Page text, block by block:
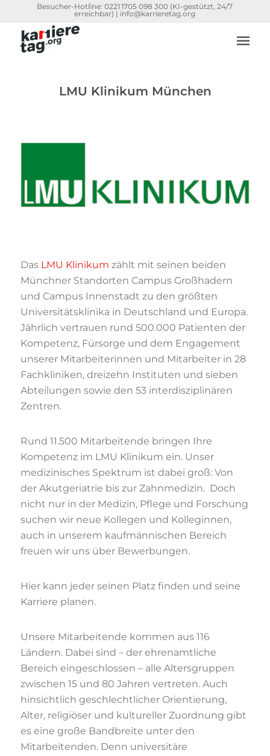
Besucher-Hotline:0221 1705 098 300 (KI-gestützt, 24/7
erreichbar) | info@karrieretag.org
LMU Klinikum München
Das LMU Klinikum zählt mit seinen beiden
Münchner Standorten Campus Großhadern
und Campus Innenstadt zu den größten
Universitätsklinika in Deutschland und Europa.
Jährlich vertrauen rund 500.000 Patienten der
Kompetenz, Fürsorge und dem Engagement
unserer Mitarbeiterinnen und Mitarbeiter in 28
Fachkliniken, dreizehn Instituten und sieben
Abteilungen sowie den 53 interdisziplinären
Zentren.
Rund 11.500 Mitarbeitende bringen Ihre
Kompetenz im LMU Klinikum ein. Unser
medizinisches Spektrum ist dabei groß: Von
der Akutgeriatrie bis zur Zahnmedizin. Doch
nicht nur in der Medizin, Pflege und Forschung
suchen wir neue Kollegen und Kolleginnen,
auch in unserem kaufmännischen Bereich
freuen wir uns über Bewerbungen.
Hier kann jeder seinen Platz finden und seine
Karriere planen.
Unsere Mitarbeitende kommen aus 116
Ländern. Dabei sind – der ehrenamtliche
Bereich eingeschlossen – alle Altersgruppen
zwischen 15 und 80 Jahren vertreten. Auch
hinsichtlich geschlechtlicher Orientierung,
Alter, religiöser und kultureller Zuordnung gibt
es eine große Bandbreite unter den
Mitarbeitenden. Denn universitäre